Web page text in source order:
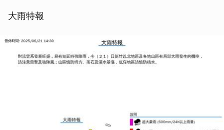
大雨特報